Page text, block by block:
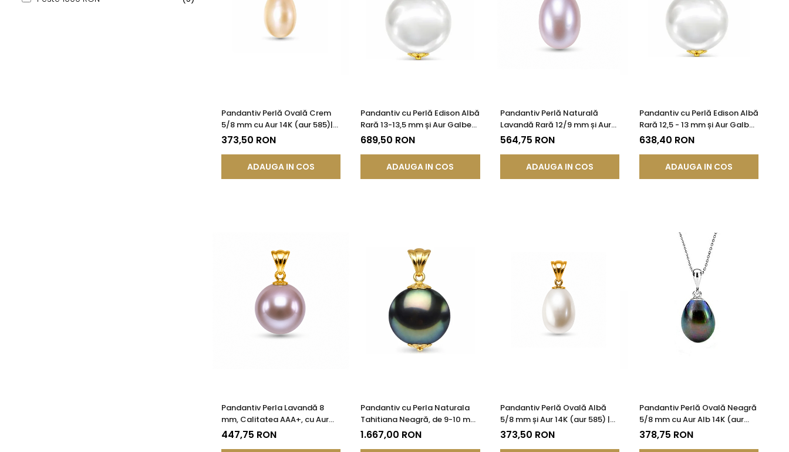
Pandantiv Perlă Ovală Crem
5/8 mm cu Aur 14K (aur 585)|
KASKADDA®
373,50 RON
ADAUGA IN COS
Pandantiv cu Perlă Edison Albă
Rară 13-13,5 mm și Aur Galben
14K (aur 585) | KASKADDA®
689,50 RON
ADAUGA IN COS
Pandantiv Perlă Naturală
Lavandă Rară 12/9 mm și Aur
Galben 14K (aur 585) |
KASKADDA®
564,75 RON
ADAUGA IN COS
Pandantiv cu Perlă Edison Albă
Rară 12,5 - 13 mm și Aur Galben
14K (aur 585) | KASKADDA®
638,40 RON
ADAUGA IN COS
Pandantiv Perla Lavandă 8
mm, Calitatea AAA+, cu Aur
14K (aur 585)
447,75 RON
Pandantiv cu Perla Naturala
Tahitiana Neagră, de 9-10 mm
si Aur de 14k
1.667,00 RON
Pandantiv Perlă Ovală Albă
5/8 mm și Aur 14K (aur 585) |
KASKADDA®
373,50 RON
Pandantiv Perlă Ovală Neagră
5/8 mm cu Aur Alb 14K (aur
585)
378,75 RON